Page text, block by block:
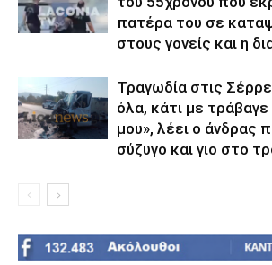
πατέρα του σε
στους γονείς και η
Τραγωδία στις
όλα, κάτι με
μου», λέει ο άνδρας
σύζυγο και γιο στο